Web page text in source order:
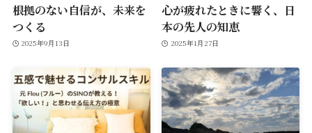
根拠のない自信が、未来を
つくる
2025年9月13日
心が疲れたときに響く、日
本の先人の知恵
2025年1月27日